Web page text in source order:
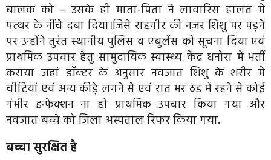
बालक को – उसके ही माता-पिता ने लावारिस हालत में
पत्थर के नींचे दबा दिया।जिसे राहगीर की नजर शिशु पर पड़ने
पर उन्होंने तुरंत स्थानीय पुलिस व एंबुलेंस को सूचना दिया एवं
प्राथमिक उपचार हेतु सामुदायिक स्वास्थ्य केंद्र धनोरा में भर्ती
कराया जहां डॉक्टर के अनुसार नवजात शिशु के शरीर में
चीटियां एवं अन्य कीड़े लगने से एवं रात भर ठंड में रहने से कोई
गंभीर इन्फेक्शन ना हो प्राथमिक उपचार किया गया और
नवजात बच्चे को जिला अस्पताल रिफर किया गया.
बच्चा सुरक्षित है